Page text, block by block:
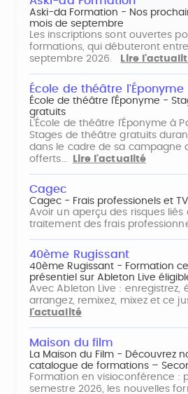
Aski-da Formation - Nos
mois de septembre
Les inscriptions sont ouvertes
formations, qui débuteront
septembre 2026.
Lire
École de théâtre l'Éponyme
École de théâtre l'Éponyme -
gratuits
L'École de théâtre l'Éponyme à
Stages de théâtre gratuits
dans le cadre de sa campagne
offerts…
Lire l'actualité
Cagec
Cagec - Frais professionels et
Avoir un aperçu des risques liés
traitement des frais
40ème Rugissant
40ème Rugissant - Formation
présentiel sur Ableton Live
Avec Ableton Live : enregistrez,
arrangez, remixez, mixez et ce
l'actualité
Maison du film
La Maison du Film - Découvrez
catalogue de formations –
Formation en visioconférence :
semestre 2026, les nouvelles